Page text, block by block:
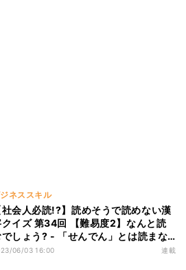
ネススキル
社会人必読!?】読めそうで読めない漢
イズ 第34回 【難易度2】なんと読
しょう? - 「せんでん」とは読まな
!?06/03 16:00 連載